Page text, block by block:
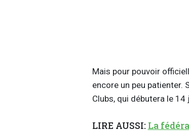
Mais pour pouvoir
encore un peu patienter.
Clubs, qui débutera le 14
LIRE AUSSI: La